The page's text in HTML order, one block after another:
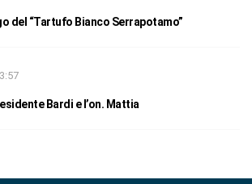
del “Tartufo Bianco Serrapotamo”
Bardi e l’on. Mattia